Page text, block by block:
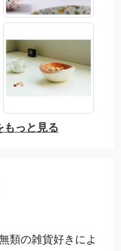
っと見る
類の雑貨好きによ